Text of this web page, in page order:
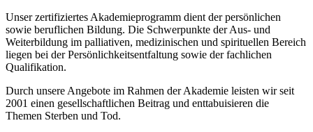
Unser zertifiziertes Akademieprogramm dient der persönlichen
sowie beruflichen Bildung. Die Schwerpunkte der Aus- und
Weiterbildung im palliativen, medizinischen und spirituellen Bereich
liegen bei der Persönlichkeitsentfaltung sowie der fachlichen
Qualifikation.
Durch unsere Angebote im Rahmen der Akademie leisten wir seit
2001 einen gesellschaftlichen Beitrag und enttabuisieren die
Themen Sterben und Tod.